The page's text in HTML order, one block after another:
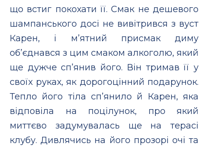
що встиг покохати її. Смак не дешевого
шампанського досі не вивітрився з вуст
Карен, і м’ятний присмак диму
об’єднався з цим смаком алкоголю, який
ще дужче сп’янив його. Він тримав її у
своїх руках, як дорогоцінний подарунок.
Тепло його тіла сп’янило й Карен, яка
відповіла на поцілунок, про який
миттєво задумувалась ще на терасі
клубу. Дивлячись на його прозорі очі та